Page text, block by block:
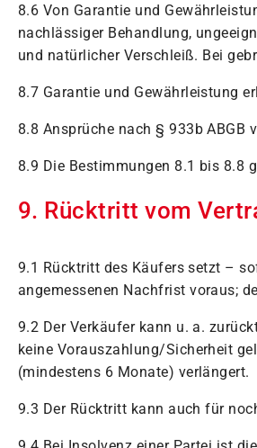
8.6 Von Garantie und
nachlässiger Behandlung,
und natürlicher Verschleiß. Bei
8.7 Garantie und Gewährleistung
8.8 Ansprüche nach § 933b ABGB
8.9 Die Bestimmungen 8.1 bis 8.8
9. Rücktritt vom
9.1 Rücktritt des Käufers setzt –
angemessenen Nachfrist voraus;
9.2 Der Verkäufer kann u. a.
keine Vorauszahlung/Sicherheit
(mindestens 6 Monate) verlängert.
9.3 Der Rücktritt kann auch für